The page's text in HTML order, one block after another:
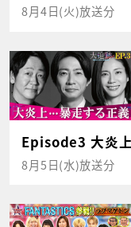
8月4日(火)放送分
Episode3 大炎
8月5日(水)放送分